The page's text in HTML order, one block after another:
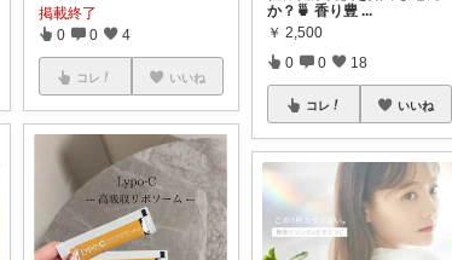
掲載終了
0 0 4
コレ いいね
か？🍵 香り豊 ...
￥ 2,500
0 0 18
コレ いいね